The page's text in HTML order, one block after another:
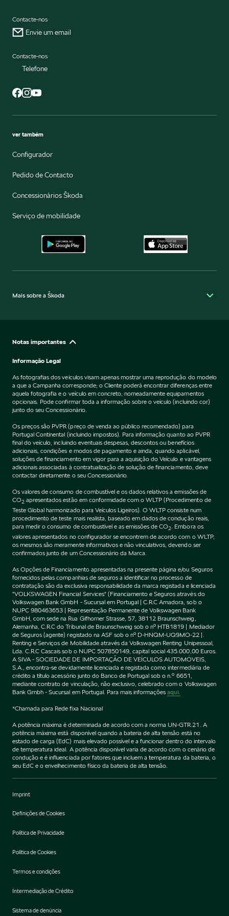
Contacte-nos
Envie um email
Contacte-nos
Telefone
ver também
Configurador
Pedido de Contacto
Concessionários Škoda
Serviço de mobilidade
Mais sobre a Škoda
Notas importantes
Informação Legal
As fotografias dos veículos visam apenas mostrar uma reprodução do modelo
a que a Campanha corresponde; o Cliente poderá encontrar diferenças entre
aquela fotografia e o veículo em concreto, nomeadamente equipamentos
opcionais. Pode confirmar toda a informação sobre o veículo (incluindo cor)
junto do seu Concessionário.
Os preços são PVPR (preço de venda ao público recomendado) para
Portugal Continental (incluindo impostos). Para informação quanto ao PVPR
final do veículo, incluindo eventuais despesas, descontos ou benefícios
adicionais, condições e modos de pagamento e ainda, quando aplicável,
soluções de financiamento em vigor para a aquisição do Veículo e vantagens
adicionais associadas à contratualização de solução de financiamento, deve
contactar diretamente o seu Concessionário.
Os valores de consumo de combustível e os dados relativos a emissões de
CO2 apresentados estão em conformidade com o WLTP (Procedimento de
Teste Global harmonizado para Veículos Ligeiros). O WLTP consiste num
procedimento de teste mais realista, baseado em dados de condução reais,
para medir o consumo de combustível e as emissões de CO2 . Embora os
valores apresentados no configurador se encontrem de acordo com o WLTP,
os mesmos são meramente informativos e não vinculativos, devendo ser
confirmados junto de um Concessionário da Marca.
As Opções de Financiamento apresentadas na presente página e/ou Seguros
fornecidos pelas companhias de seguros a identificar no processo de
contratação são da exclusiva responsabilidade da marca registada e licenciada
"VOLKSWAGEN Financial Services" (Financiamento e Seguros através do
Volkswagen Bank GmbH - Sucursal em Portugal | C.R.C Amadora, sob o
NUPC 980463653 | Representação Permanente de Volkswagen Bank
GmbH, com sede na Rua Gifhorner Strasse, 57, 38112 Braunschweig,
Alemanha, C.R.C do Tribunal de Braunschweig sob o nº HTB1819 | Mediador
de Seguros (agente) registado na ASF sob o nº D-HNQM-UQ9MO-22 |.
Renting e Serviços de Mobilidade através da Volkswagen Renting Unipessoal,
Lda. C.R.C Cascais sob o NUPC 507850149, capital social 435.000,00 Euros.
A SIVA - SOCIEDADE DE IMPORTAÇÃO DE VEÍCULOS AUTOMÓVEIS,
S.A., encontra-se devidamente licenciada e registada como intermediária de
crédito a título acessório junto do Banco de Portugal sob o n.º 6651,
mediante contrato de vinculação, não exclusivo, celebrado com o Volkswagen
Bank Gmbh - Sucursal em Portugal. Para mais informaçõesaqui.
*Chamada para Rede fixa Nacional
A potência máxima é determinada de acordo com a norma UN-GTR.21. A
potência máxima está disponível quando a bateria de alta tensão está no
estado de carga (EdC) mais elevado possível e a funcionar dentro do intervalo
de temperatura ideal. A potência disponível varia de acordo com o cenário de
condução e é influenciada por fatores que incluem a temperatura da bateria, o
seu EdC e o envelhecimento físico da bateria de alta tensão.
Imprint
Definições de Cookies
Política de Privacidade
Política de Cookies
Termos e condições
Intermediação de Crédito
Sistema de denúncia